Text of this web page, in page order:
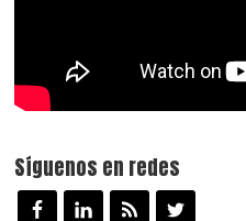
Síguenos en redes